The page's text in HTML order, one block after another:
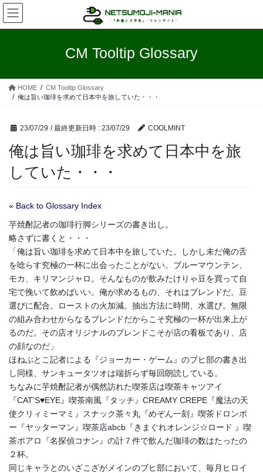
コ
ン
テ
ス
ナ
ビ
ゲ
ン
CM Tooltip Glossary
HOME
CM Tooltip Glossary
俺は旨い珈琲を求めて日本中を旅していた・・・
23/07/29 / 最終更新日時 : 23/07/29 COOLMINT
俺は旨い珈琲を求めて日本中を旅
していた・・・
« Back to Glossary Index
芋焼酎記者の珈琲行脚シリーズの書き出し。
略さずに書くと・・・
「俺は旨い珈琲を求めて日本中を旅していた。しかし未だ俺の舌
を唸らす究極の一杯に出会ったことがない。ブルーマウンテン、
モカ、キリマンジャロ。そんなものが飲みたけりゃ豆を買って自
宅で挽いて飲めばいい。俺が求めるもの、それはブレンドだ。豆
選びに配合。ローストの火加減。抽出方法に時間、水選び。無限
の組み合わせからなるブレンドだからこそ究極の一杯が出来上が
るのだ。その店オリジナルのブレンドこそが店の看板であり、店
の顔なのだ」
ほねぶとこ記者による『ジョーカー・ゲーム』のブヒ部の書き出
し同様、サンキュータツオは端折らず毎回朗読している。
ちなみに芋焼酎記者が偶然訪れた喫茶店は喫茶キャツアイ
『CAT’S♥EYE』喫茶南風『タッチ』CREAMY CREPE『魔法の天
使クリィミーマミ』スナック茶々丸『めぞん一刻』喫茶ドロンボ
ー『ヤッターマン』喫茶店abcb『きまぐれオレンジ☆ロード 』喫
茶ポアロ『名探偵コナン』の計７件で飲んだ珈琲の数はたったの
２杯。
同じキャラとのいざこざがメインのブヒ部において、毎月ヒロイ